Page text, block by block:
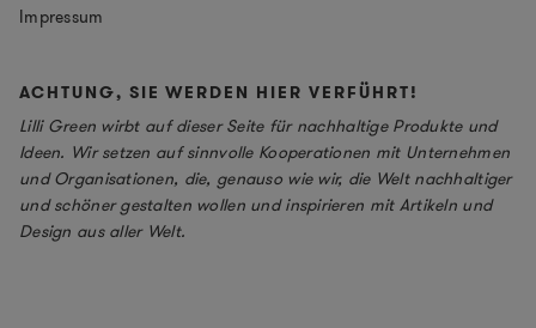
Impressum
ACHTUNG, SIE WERDEN HIER VERFÜHRT!
Lilli Green wirbt auf dieser Seite für nachhaltige Produkte und
Ideen. Wir setzen auf sinnvolle Kooperationen mit Unternehmen
und Organisationen, die, genauso wie wir, die Welt nachhaltiger
und schöner gestalten wollen und inspirieren mit Artikeln und
Design aus aller Welt.